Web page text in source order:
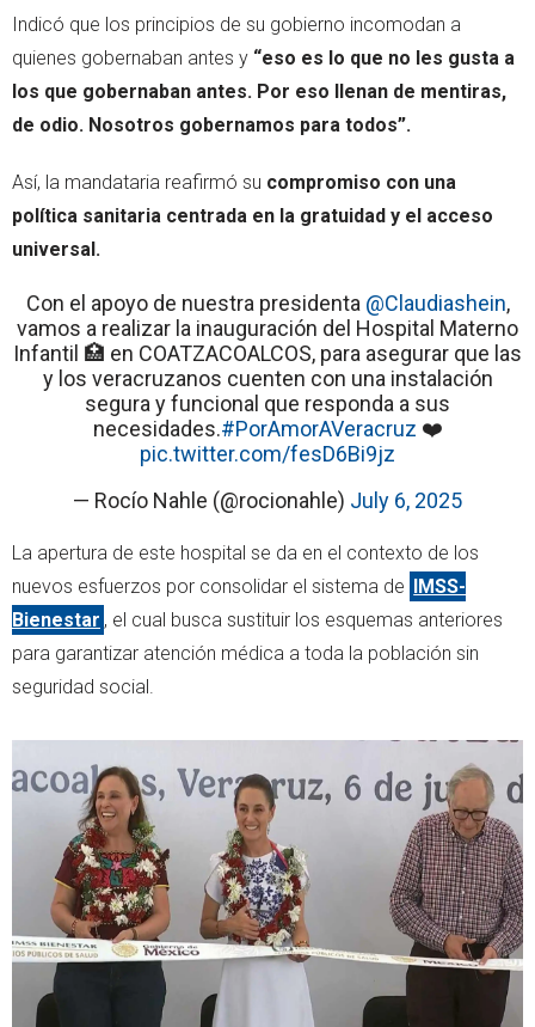
Indicó que los principios de su gobierno incomodan a
quienes gobernaban antes y “eso es lo que no les gusta a
los que gobernaban antes. Por eso llenan de mentiras,
de odio. Nosotros gobernamos para todos”.
Así, la mandataria reafirmó su compromiso con una
política sanitaria centrada en la gratuidad y el acceso
universal.
Con el apoyo de nuestra presidenta @Claudiashein,
vamos a realizar la inauguración del Hospital Materno
Infantil 🏥 en COATZACOALCOS, para asegurar que las
y los veracruzanos cuenten con una instalación
segura y funcional que responda a sus
necesidades.#PorAmorAVeracruz ❤️
pic.twitter.com/fesD6Bi9jz
— Rocío Nahle (@rocionahle) July 6, 2025
La apertura de este hospital se da en el contexto de los
nuevos esfuerzos por consolidar el sistema de IMSS-
Bienestar , el cual busca sustituir los esquemas anteriores
para garantizar atención médica a toda la población sin
seguridad social.